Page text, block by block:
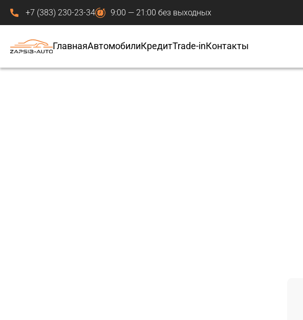
+7 (383) 230-23-34 9:00 — 21:00 без выходных
ГлавнаяАвтомобилиКредитTrade-inКонтакты